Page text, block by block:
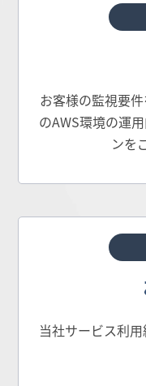
お客様の監視要
のAWS環境の運
ンを
当社サービス利